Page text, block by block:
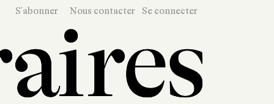
S'abonner Nous contacter Se connecter